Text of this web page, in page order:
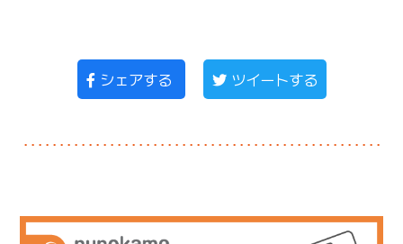
シェアする ツイートする